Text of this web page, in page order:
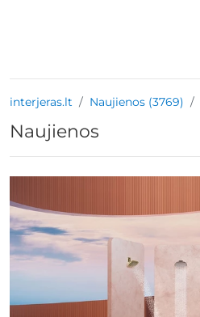
interjeras.lt Naujienos (3769)
Naujienos